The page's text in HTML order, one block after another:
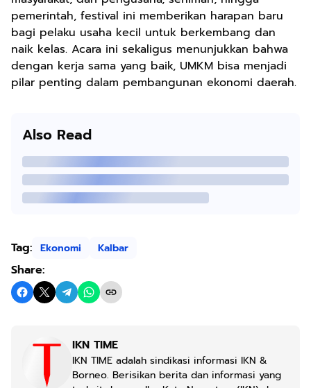
pemerintah, festival ini memberikan harapan baru
bagi pelaku usaha kecil untuk berkembang dan
naik kelas. Acara ini sekaligus menunjukkan bahwa
dengan kerja sama yang baik, UMKM bisa menjadi
pilar penting dalam pembangunan ekonomi daerah.
Also Read
Tag: Ekonomi Kalbar
Share:
IKN TIME
IKN TIME adalah sindikasi informasi IKN &
Borneo. Berisikan berita dan informasi yang